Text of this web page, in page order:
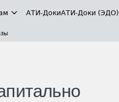
АТИ-ДокиАТИ-Доки (ЭДО)